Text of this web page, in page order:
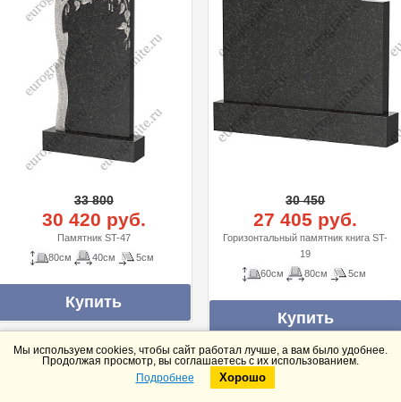
33 800
30 420 руб.
Памятник ST-47
80см
40см 5см
30 450
27 405 руб.
Горизонтальный памятник книга ST-
19
60см
80см 5см
Смотреть весь каталог
Telegram
Мы используем cookies, чтобы сайт работал лучше, а вам было удобнее.
Продолжая просмотр, вы соглашаетесь с их использованием.
Подробнее
Хорошо